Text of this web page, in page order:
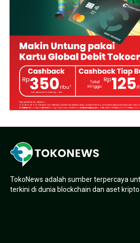
TokoNews adalah sumber terpercaya
terkini di dunia blockchain dan aset kripto.